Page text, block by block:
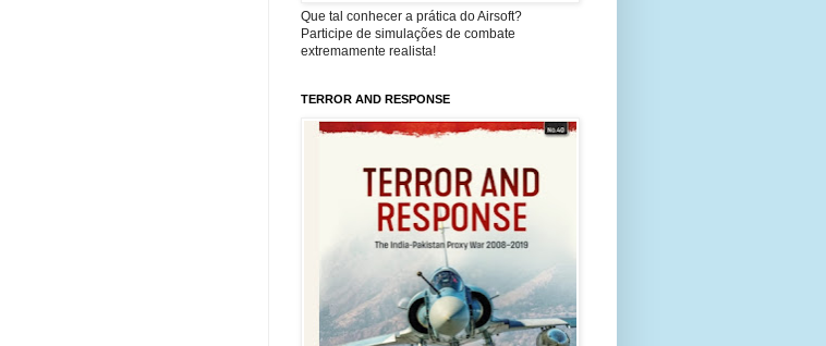
Que tal conhecer a prática do Airsoft?
Participe de simulações de combate
extremamente realista!
TERROR AND RESPONSE